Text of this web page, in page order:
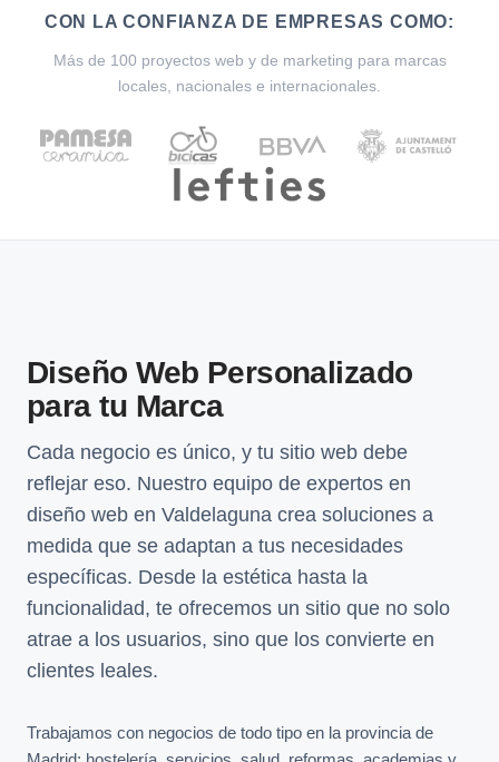
CON LA CONFIANZA DE EMPRESAS COMO:
Más de 100 proyectos web y de marketing para marcas
locales, nacionales e internacionales.
Diseño Web Personalizado
para tu Marca
Cada negocio es único, y tu sitio web debe
reflejar eso. Nuestro equipo de expertos en
diseño web en Valdelaguna crea soluciones a
medida que se adaptan a tus necesidades
específicas. Desde la estética hasta la
funcionalidad, te ofrecemos un sitio que no solo
atrae a los usuarios, sino que los convierte en
clientes leales.
Trabajamos con negocios de todo tipo en la provincia de